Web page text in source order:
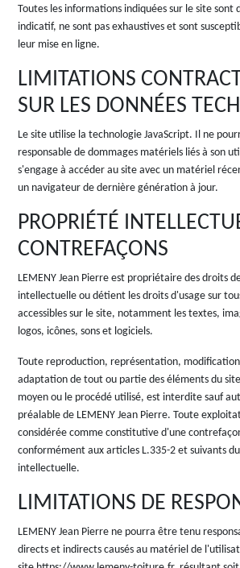
Toutes les informations indiquées sur le site sont
indicatif, ne sont pas exhaustives et sont
leur mise en ligne.
LIMITATIONS
SUR LES DONNÉES
Le site utilise la technologie JavaScript. Il ne
responsable de dommages matériels liés à son
s'engage à accéder au site avec un matériel
un navigateur de dernière génération à jour.
PROPRIÉTÉ
CONTREFAÇONS
LEMENY Jean Pierre est propriétaire des droits
intellectuelle ou détient les droits d'usage sur
accessibles sur le site, notamment les textes,
logos, icônes, sons et logiciels.
Toute reproduction, représentation,
adaptation de tout ou partie des éléments du
moyen ou le procédé utilisé, est interdite sauf
préalable de LEMENY Jean Pierre. Toute
considérée comme constitutive d'une
conformément aux articles L.335-2 et suivants
intellectuelle.
LIMITATIONS DE
LEMENY Jean Pierre ne pourra être tenu
directs et indirects causés au matériel de